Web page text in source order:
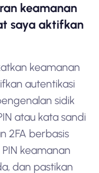
keamanan
saya aktifkan
keamanan
autentikasi
sidik
atau kata sandi
2FA berbasis
keamanan
dan pastikan